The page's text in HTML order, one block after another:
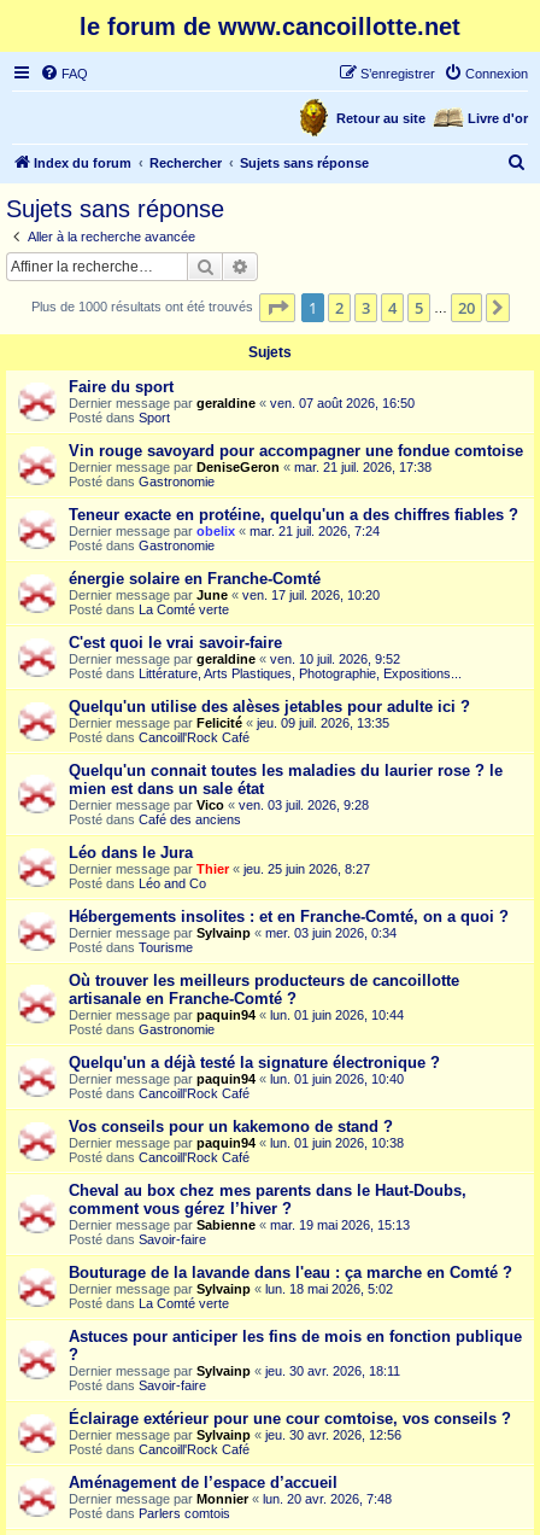
le forum de www.cancoillotte.net
FAQ Connexion
S’enregistrer
Livre d'or
Retour au site
Index du forum Rechercher Sujets sans réponse
c
Sujets sans réponse
Aller à la recherche avancée
Rechercher
Plus de 1000 résultats ont été trouvés Page 1sur20
1 2 3 4 5 20
Sujets
Faire du sport
Dernier message par geraldine « ven. 07 août 2026, 16:50
Posté dans Sport
Vin rouge savoyard pour accompagner une fondue comtoise
Dernier message par DeniseGeron « mar. 21 juil. 2026, 17:38
Posté dans Gastronomie
Teneur exacte en protéine, quelqu'un a des chiffres fiables ?
Dernier message par obelix « mar. 21 juil. 2026, 7:24
Posté dans Gastronomie
énergie solaire en Franche-Comté
Dernier message par June « ven. 17 juil. 2026, 10:20
Posté dans La Comté verte
C'est quoi le vrai savoir-faire
Dernier message par geraldine « ven. 10 juil. 2026, 9:52
Posté dans Littérature, Arts Plastiques, Photographie, Expositions...
Quelqu'un utilise des alèses jetables pour adulte ici ?
Dernier message par Felicité « jeu. 09 juil. 2026, 13:35
Posté dans Cancoill'Rock Café
Quelqu'un connait toutes les maladies du laurier rose ? le
mien est dans un sale état
Dernier message par Vico « ven. 03 juil. 2026, 9:28
Posté dans Café des anciens
Léo dans le Jura
Dernier message par Thier« jeu. 25 juin 2026, 8:27
Posté dans Léo and Co
Hébergements insolites : et en Franche-Comté, on a quoi ?
Dernier message par Sylvainp « mer. 03 juin 2026, 0:34
Posté dans Tourisme
Où trouver les meilleurs producteurs de cancoillotte
artisanale en Franche-Comté ?
Dernier message par paquin94 « lun. 01 juin 2026, 10:44
Posté dans Gastronomie
Quelqu'un a déjà testé la signature électronique ?
Dernier message par paquin94 « lun. 01 juin 2026, 10:40
Posté dans Cancoill'Rock Café
Vos conseils pour un kakemono de stand ?
Dernier message par paquin94 « lun. 01 juin 2026, 10:38
Posté dans Cancoill'Rock Café
Cheval au box chez mes parents dans le Haut-Doubs,
comment vous gérez l’hiver ?
Dernier message par Sabienne « mar. 19 mai 2026, 15:13
Posté dans Savoir-faire
Bouturage de la lavande dans l'eau : ça marche en Comté ?
Dernier message par Sylvainp « lun. 18 mai 2026, 5:02
Posté dans La Comté verte
Astuces pour anticiper les fins de mois en fonction publique
?
Dernier message par Sylvainp « jeu. 30 avr. 2026, 18:11
Posté dans Savoir-faire
Éclairage extérieur pour une cour comtoise, vos conseils ?
Dernier message par Sylvainp « jeu. 30 avr. 2026, 12:56
Posté dans Cancoill'Rock Café
Aménagement de l’espace d’accueil
Dernier message par Monnier« lun. 20 avr. 2026, 7:48
Posté dans Parlers comtois